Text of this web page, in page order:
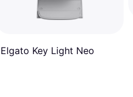
Elgato Key Light Neo